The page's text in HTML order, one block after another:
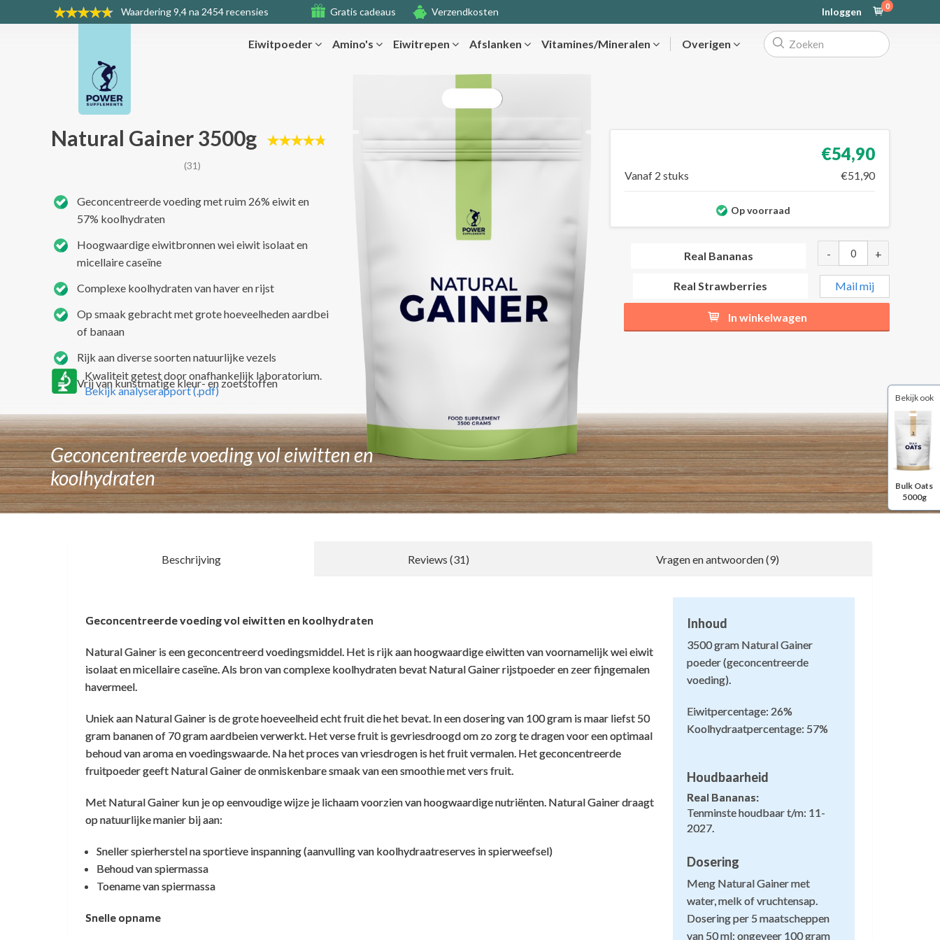
Waardering9,4 na 2454 recensies Gratis cadeaus Verzendkosten Inloggen 0
Eiwitpoeder Amino's Eiwitrepen Afslanken Vitamines/Mineralen Overigen
Natural Gainer 3500g
(31)
Geconcentreerde voeding met ruim 26% eiwit en
57% koolhydraten
Hoogwaardige eiwitbronnen wei eiwit isolaat en
micellaire caseïne
Complexe koolhydraten van haver en rijst
Op smaak gebracht met grote hoeveelheden aardbei
of banaan
Rijk aan diverse soorten natuurlijke vezels
Vrij van kunstmatige kleur- en zoetstoffen
Kwaliteit getest door onafhankelijk laboratorium.
Bekijk analyserapport (.pdf)
Geconcentreerde voeding vol eiwitten en
koolhydraten
€54,90
Vanaf 2 stuks €51,90
Op voorraad
Real Bananas - +
Real Strawberries Mail mij
In winkelwagen
Beschrijving Reviews (31) Vragen en antwoorden (9)
Inhoud
3500 gram Natural Gainer
poeder (geconcentreerde
voeding).
Eiwitpercentage: 26%
Koolhydraatpercentage: 57%
Houdbaarheid
Real Bananas:
Tenminste houdbaar t/m: 11-
2027.
Dosering
Meng Natural Gainer met
water, melk of vruchtensap.
Dosering per 5 maatscheppen
van 50 ml: ongeveer 100 gram
Geconcentreerde voeding vol eiwitten en koolhydraten
Natural Gainer is een geconcentreerd voedingsmiddel. Het is rijk aan hoogwaardige eiwitten van voornamelijk wei eiwit
isolaat en micellaire caseïne. Als bron van complexe koolhydraten bevat Natural Gainer rijstpoeder en zeer fijngemalen
havermeel.
Uniek aan Natural Gainer is de grote hoeveelheid echt fruit die het bevat. In een dosering van 100 gram is maar liefst 50
gram bananen of 70 gram aardbeien verwerkt. Het verse fruit is gevriesdroogd om zo zorg te dragen voor een optimaal
behoud van aroma en voedingswaarde. Na het proces van vriesdrogen is het fruit vermalen. Het geconcentreerde
fruitpoeder geeft Natural Gainer de onmiskenbare smaak van een smoothie met vers fruit.
Met Natural Gainer kun je op eenvoudige wijze je lichaam voorzien van hoogwaardige nutriënten. Natural Gainer draagt
op natuurlijke manier bij aan:
Sneller spierherstel na sportieve inspanning (aanvulling van koolhydraatreserves in spierweefsel)
Behoud van spiermassa
Toename van spiermassa
Snelle opname
Heerlijk
Angela,25 december 2025
De banaan is echt heerlijk
Kjeld,5 augustus 2025
Top, niks mis mee
Rob Martens ,3 augustus 2025
Goed spul
Smaakvol en zeer voedzaam
Frank Van Diejen,13 mei 2025
Absoluut een top product Smaakvol en zeer
voedzaam Fijn gemalen waardoor goed
oplosbaar
ria rennes,27 april 2025
Niet te zoet en makkelijk te
18 mei 2024
De aardbeien smaak is echt prima, niet te
zoet en makkelijk te drinken. Het is goed
verteerbaar, ideaal als extraatje op mijn
Zelf weight gainer maken? 1
Klant Vraag:
Hebben jullie ook een sample van de supreme gainer? Eigenlijk gaat mijn belangstelling meer uit naar de natural gainer, maar helaas voor mij, is deze
niet glutenvrij.
Natural weight gainer glutenvrij?
Bekijk ook
Bulk Oats
5000g